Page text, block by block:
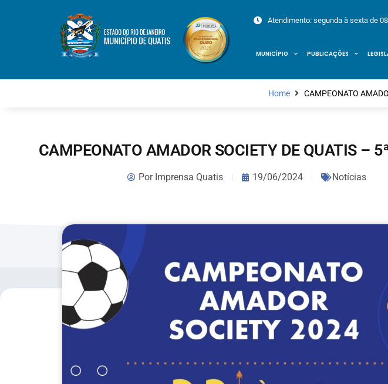
Atendimento: segunda à sexta de
MUNICÍPIO PUBLICAÇÕES
Home CAMPEONATO
CAMPEONATO AMADOR SOCIETY DE QUATIS –
PorImprensa Quatis 19/06/2024 Notícias